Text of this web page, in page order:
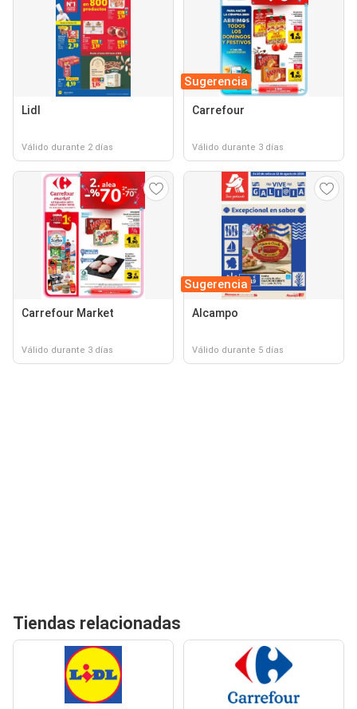
Lidl
Válido durante 2 días
Sugerencia
Carrefour
Válido durante 3 días
Carrefour Market
Válido durante 3 días
Sugerencia
Alcampo
Válido durante 5 días
Tiendas relacionadas